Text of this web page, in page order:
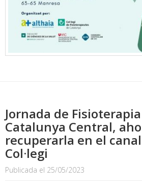
Jornada de
Catalunya Central,
recuperarla en el
Col·legi
Publicada el 25/05/2023